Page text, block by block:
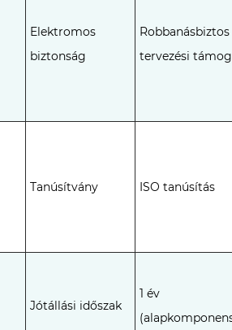
Elektromos
biztonság
Robbanásbiztos
tervezési
Tanúsítvány ISO tanúsítás
Jótállási időszak
1 év